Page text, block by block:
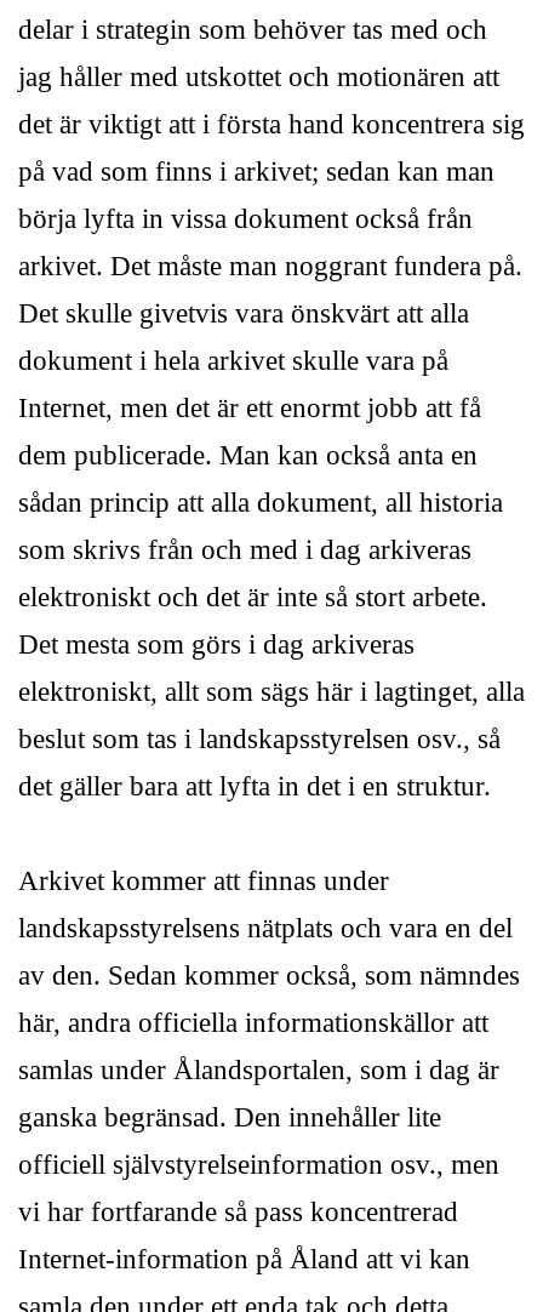
delar i strategin som behöver tas med och
jag håller med utskottet och motionären att
det är viktigt att i första hand koncentrera sig
på vad som finns i arkivet; sedan kan man
börja lyfta in vissa dokument också från
arkivet. Det måste man noggrant fundera på.
Det skulle givetvis vara önskvärt att alla
dokument i hela arkivet skulle vara på
Internet, men det är ett enormt jobb att få
dem publicerade. Man kan också anta en
sådan princip att alla dokument, all historia
som skrivs från och med i dag arkiveras
elektroniskt och det är inte så stort arbete.
Det mesta som görs i dag arkiveras
elektroniskt, allt som sägs här i lagtinget, alla
beslut som tas i landskapsstyrelsen osv., så
det gäller bara att lyfta in det i en struktur.
Arkivet kommer att finnas under
landskapsstyrelsens nätplats och vara en del
av den. Sedan kommer också, som nämndes
här, andra officiella informationskällor att
samlas under Ålandsportalen, som i dag är
ganska begränsad. Den innehåller lite
officiell självstyrelseinformation osv., men
vi har fortfarande så pass koncentrerad
Internet-information på Åland att vi kan